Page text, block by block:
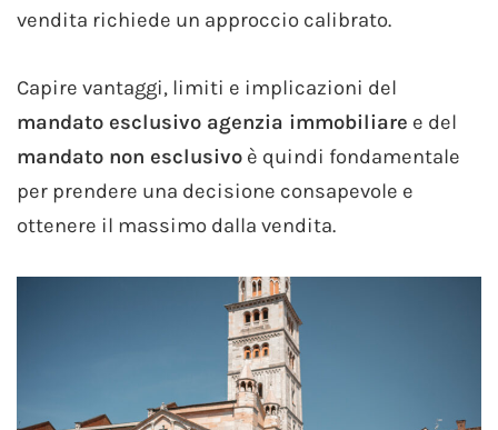
vendita richiede un approccio calibrato.
Capire vantaggi, limiti e implicazioni del
mandato esclusivo agenzia immobiliare e del
mandato non esclusivo è quindi fondamentale
per prendere una decisione consapevole e
ottenere il massimo dalla vendita.